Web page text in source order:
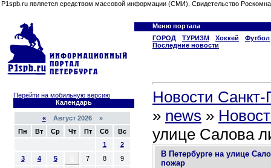
P1spb.ru является средством массовой информации (СМИ), Свидетельство
Меню портала
ГОРОД
ТУРИЗМ Хоккей
Футбол
Последние новости
Перейти на мобильную версию
Календарь
«Август 2026 »
Пн
Вт Ср Чт Пт Сб
Вс
1
2
3
4 5 7 8
9
Новости Санкт-
» news »
улице Салова
В Петербурге на улице
пожар